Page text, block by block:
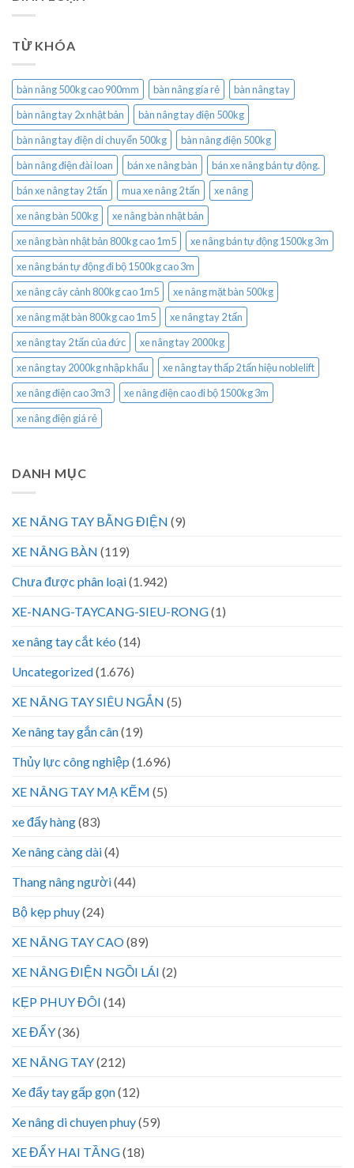
TỪ KHÓA
bàn nâng 500kg cao 900mm bàn nâng gía rẻ
bàn nâng tay
bàn nâng tay 2x nhật bản
bàn nâng tay điện 500kg
bàn nâng tay điện di chuyển 500kg
bàn nâng điện 500kg
bàn nâng điện đài loan
bán xe nâng bàn
bán xe nâng bán tự động.
bán xe nâng tay 2 tấn
mua xe nâng 2 tấn
xe nâng
xe nâng bàn 500kg
xe nâng bàn nhật bản
xe nâng bàn nhật bản 800kg cao 1m5
xe nâng bán tự động 1500kg 3m
xe nâng bán tự động đi bộ 1500kg cao 3m
xe nâng cây cảnh 800kg cao 1m5
xe nâng mặt bàn 500kg
xe nâng mặt bàn 800kg cao 1m5
xe nâng tay 2 tấn
xe nâng tay 2 tấn của đức
xe nâng tay 2000kg
xe nâng tay 2000kg nhập khẩu
xe nâng tay thấp 2 tấn hiệu noblelift
xe nâng điện cao 3m3
xe nâng điện cao đi bộ 1500kg 3m
xe nâng điện giá rẻ
DANH MỤC
XE NÂNG TAY BẰNG ĐIỆN (9)
XE NÂNG BÀN (119)
Chưa được phân loại(1.942)
XE-NANG-TAYCANG-SIEU-RONG(1)
xe nâng tay cắt kéo (14)
Uncategorized(1.676)
XE NÂNG TAY SIÊU NGẮN (5)
Xe nâng tay gắn cân(19)
Thủy lực công nghiệp (1.696)
XE NÂNG TAY MẠ KẼM (5)
xe đẩy hàng(83)
Xe nâng càng dài(4)
Thang nâng người(44)
Bộ kẹp phuy(24)
XE NÂNG TAY CAO(89)
XE NÂNG ĐIỆN NGỒI LÁI (2)
KẸP PHUY ĐÔI (14)
XE ĐẨY(36)
XE NÂNG TAY(212)
Xe đẩy tay gấp gọn(12)
Xe nâng di chuyen phuy(59)
XE ĐẨY HAI TẦNG(18)